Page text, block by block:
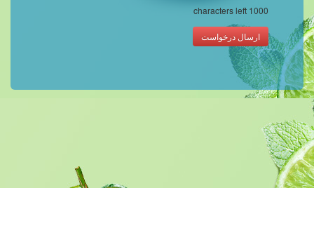
1000
ارسال درخواست